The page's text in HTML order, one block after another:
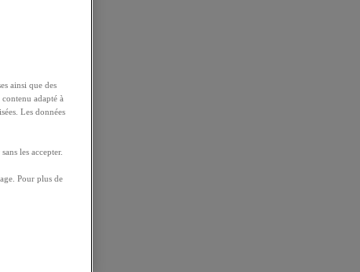
ainsi que des
adapté à
Les données
les accepter.
Pour plus de